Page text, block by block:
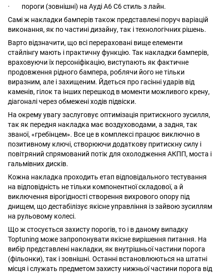
· пороги (зовнішні) на Ауді А6 С6 стиль з лайн.
Самі ж накладки бамперів також представлені поруч варіацій
виконання, як по частині дизайну, так і технологічних рішень.
Варто відзначити, що всі перераховані вище елементи
стайлінгу мають і практичну функцію. Так накладки бамперів,
враховуючи їх персоніфікацію, виступають як фактичне
продовження рідного бампера, роблячи його не тільки
виразним, але і захищеним. Йдеться про гасінні ударів від
каменів, гілок та інших перешкод в моменти можливого крену,
діагоналі через обмежені ходів підвіски.
На окрему увагу заслуговує оптимізація притискного зусилля,
так як передня накладка має воздуховодами, а задня, так
званої, «гребінцем». Все це в комплексі працює виключно в
позитивному ключі, створюючи додаткову притискну силу і
повітряний спрямований потік для охолодження АКПП, моста і
гальмівних дисків.
Кожна накладка проходить етап відповідального тестування
на відповідність не тільки компонентної складової, а й
виключення вірогідності створення вихрового опору під
днищем, що дестабілізує якісне управління із зайвою зусиллям
на рульовому колесі.
Що ж стосується захисту порогів, то і в даному випадку
Toptuning може запропонувати якісне вирішення питання. На
вибір представлені накладки, як внутрішньої частини порога
(фільонки), так і зовнішні. Останні встановлюються на штатні
місця і служать предметом захисту нижньої частини порога від